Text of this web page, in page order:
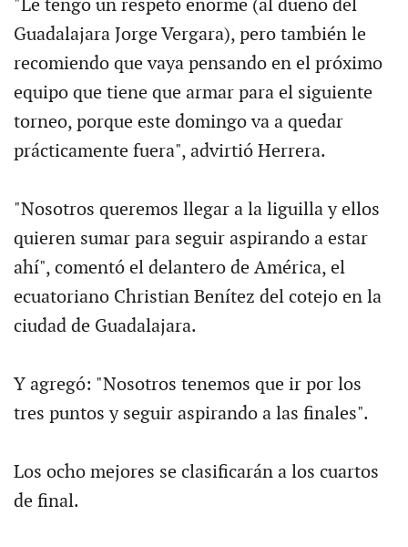
"Le tengo un respeto enorme (al dueño del
Guadalajara Jorge Vergara), pero también le
recomiendo que vaya pensando en el próximo
equipo que tiene que armar para el siguiente
torneo, porque este domingo va a quedar
prácticamente fuera", advirtió Herrera.
"Nosotros queremos llegar a la liguilla y ellos
quieren sumar para seguir aspirando a estar
ahí", comentó el delantero de América, el
ecuatoriano Christian Benítez del cotejo en la
ciudad de Guadalajara.
Y agregó: "Nosotros tenemos que ir por los
tres puntos y seguir aspirando a las finales".
Los ocho mejores se clasificarán a los cuartos
de final.